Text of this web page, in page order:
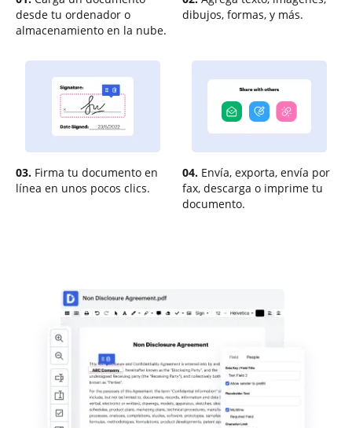
desde tu ordenador o
almacenamiento en la nube.
dibujos, formas, y más.
03. Firma tu documento en
línea en unos pocos clics.
04. Envía, exporta, envía por
fax, descarga o imprime tu
documento.